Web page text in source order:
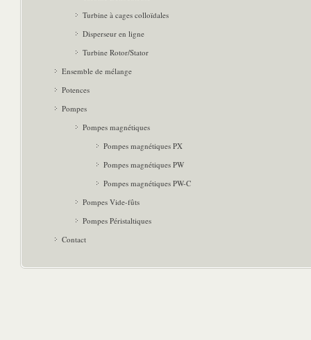
Turbine à cages colloïdales
Disperseur en ligne
Turbine Rotor/Stator
Ensemble de mélange
Potences
Pompes
Pompes magnétiques
Pompes magnétiques PX
Pompes magnétiques PW
Pompes magnétiques PW-C
Pompes Vide-fûts
Pompes Péristaltiques
Contact